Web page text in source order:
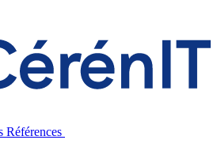
Références